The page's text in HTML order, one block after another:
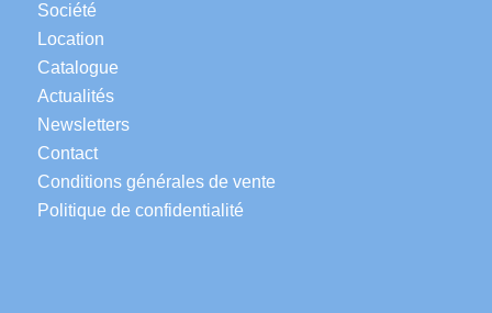
Société
Location
Catalogue
Actualités
Newsletters
Contact
Conditions générales de vente
Politique de confidentialité